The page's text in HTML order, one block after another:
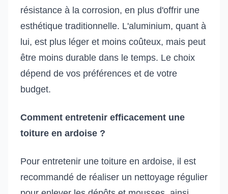
résistance à la corrosion, en plus d'offrir une
esthétique traditionnelle. L'aluminium, quant à
lui, est plus léger et moins coûteux, mais peut
être moins durable dans le temps. Le choix
dépend de vos préférences et de votre
budget.
Comment entretenir efficacement une
toiture en ardoise ?
Pour entretenir une toiture en ardoise, il est
recommandé de réaliser un nettoyage régulier